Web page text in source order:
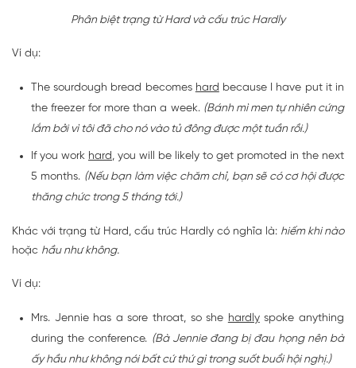
Phân biệt trạng từ Hard và cấu trúc Hardly
Ví dụ:
The sourdough bread becomes hard because I have put it in
the freezer for more than a week. (Bánh mì men tự nhiên cứng
lắm bởi vì tôi đã cho nó vào tủ đông được một tuần rồi.)
If you work hard, you will be likely to get promoted in the next
5 months. (Nếu bạn làm việc chăm chỉ, bạn sẽ có cơ hội được
thăng chức trong 5 tháng tới.)
Khác với trạng từ Hard, cấu trúc Hardly có nghĩa là: hiếm khi nào
hoặc hầu như không.
Ví dụ:
Mrs. Jennie has a sore throat, so she hardlyspoke anything
during the conference. (Bà Jennie đang bị đau họng nên bà
ấy hầu như không nói bất cứ thứ gì trong suốt buổi hội nghị.)